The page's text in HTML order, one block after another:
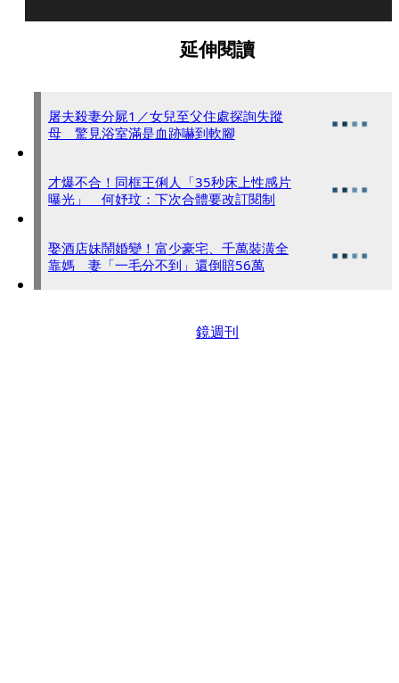
延伸閱讀
屠夫殺妻分屍1／女兒至父住處探詢失蹤
母 驚見浴室滿是血跡嚇到軟腳
才爆不合！同框王俐人「35秒床上性感片
曝光」 何妤玟：下次合體要改訂閱制
娶酒店妹鬧婚變！富少豪宅、千萬裝潢全
靠媽 妻「一毛分不到」還倒賠56萬
鏡週刊